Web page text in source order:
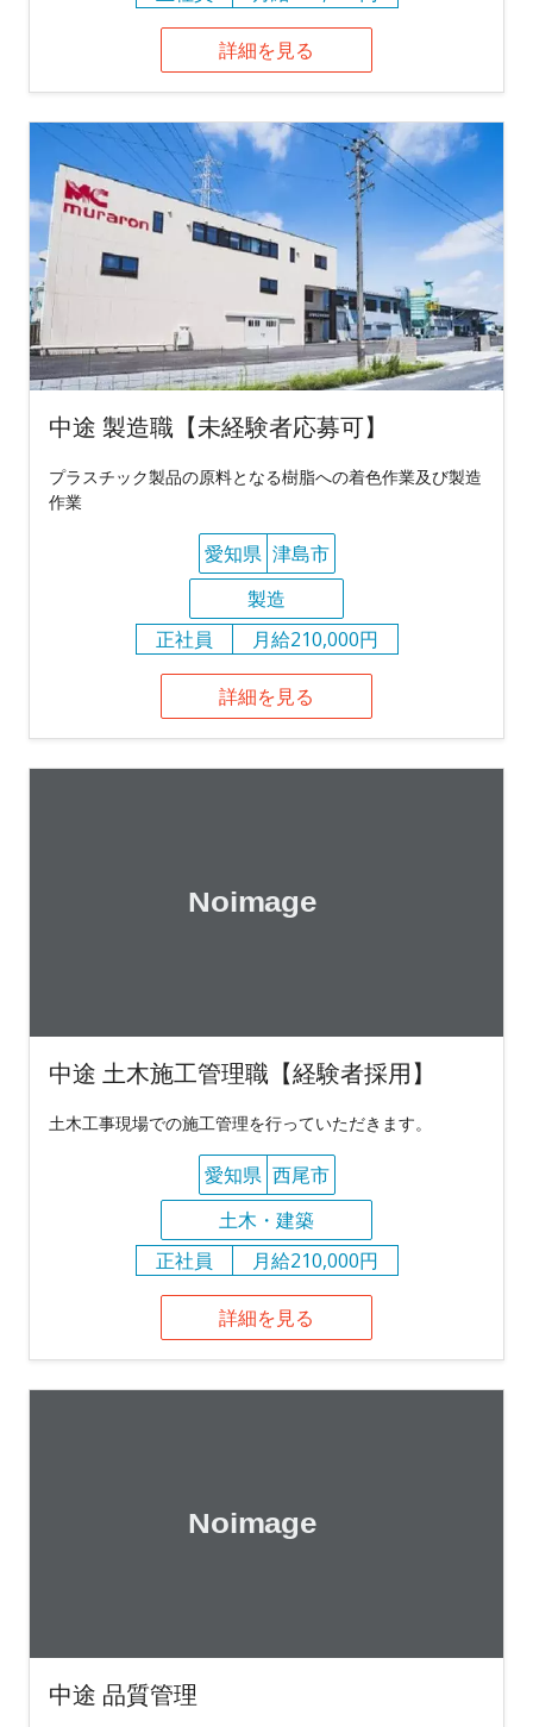
詳細を見る
中途 製造職【未経験者応募可】
プラスチック製品の原料となる樹脂への着色作業及び製造
作業
愛知県 津島市
製造
正社員
月給210,000円
詳細を見る
中途 土木施工管理職【経験者採用】
土木工事現場での施工管理を行っていただきます。
愛知県 西尾市
土木・建築
正社員
月給210,000円
詳細を見る
中途 品質管理